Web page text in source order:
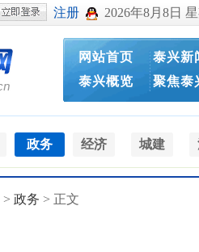
注册 2026年8月8日
网站首页
泰兴概览
泰兴新
聚焦泰
政务 经济 城建
> 政务 > 正文